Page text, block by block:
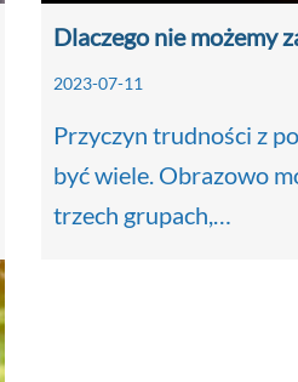
Dlaczego nie możemy
2023-07-11
Przyczyn trudności z
być wiele. Obrazowo
trzech grupach,…